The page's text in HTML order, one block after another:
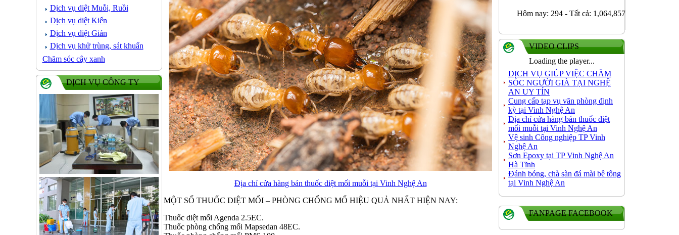
Dịch vụ diệt Muỗi, Ruồi
Dịch vụ diệt Kiến
Dịch vụ diệt Gián
Dịch vụ khử trùng, sát khuẩn
Chăm sóc cây xanh
DỊCH VỤ CÔNG TY
Địa chỉ cửa hàng bán thuốc diệt mối muỗi tại Vinh Nghệ An
MỘT SỐ THUỐC DIỆT MỐI – PHÒNG CHỐNG MỐ HIỆU QUẢ NHẤT HIỆN NAY:
Thuốc diệt mối Agenda 2.5EC.
Thuốc phòng chống mối Mapsedan 48EC.
Hôm nay: 294- Tất cả: 1,064,857
VIDEO CLIPS
Loading the player...
DỊCH VỤ GIÚP VIỆC CHĂM
SÓC NGƯỜI GIÀ TẠI NGHỆ
AN UY TÍN
Cung cấp tạp vụ văn phòng định
kỳ tại Vinh Nghệ An
Địa chỉ cửa hàng bán thuốc diệt
mối muỗi tại Vinh Nghệ An
Vệ sinh Công nghiệp TP Vinh
Nghệ An
Sơn Epoxy tại TP Vinh Nghệ An
Hà Tĩnh
Đánh bóng, chà sàn đá mài bê tông
tại Vinh Nghệ An
FANPAGE FACEBOOK